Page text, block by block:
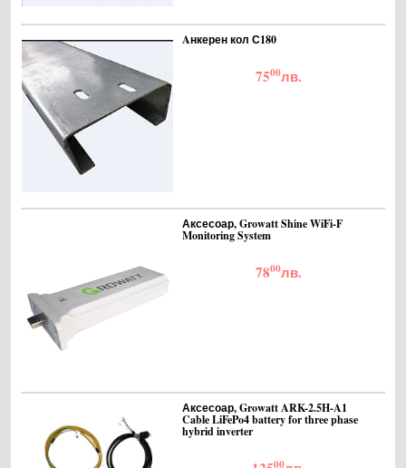
Aнкерен кол С180
7500лв.
Аксесоар, Growatt Shine WiFi-F
Monitoring System
7800лв.
Аксесоар, Growatt ARK-2.5H-A1
Cable LiFePo4 battery for three phase
hybrid inverter
00